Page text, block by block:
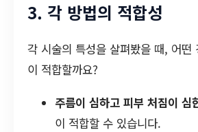
3. 각 방법의 적합성
각 시술의 특성을 살펴봤을 때, 어떤
이 적합할까요?
주름이 심하고 피부 처짐이 심
이 적합할 수 있습니다.